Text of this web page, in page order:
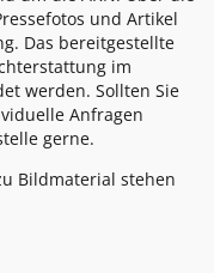
und Artikel
Das bereitgestellte
im
werden. Sollten Sie
Anfragen
gerne.
Bildmaterial stehen